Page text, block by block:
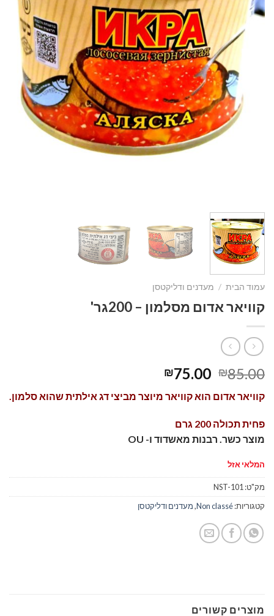
עמוד הבית / מעדנים ודליקטסן
קוויאר אדום מסלמון – 200גר'
₪85.00
₪75.00
קוויאר אדום הוא קוויאר מיוצר מביצי דג אילתית שהוא סלמון.
פחית תכולה 200 גרם
מוצר כשר. רבנות מאשדוד ו- OU
המלאי אזל
מק"ט: NST-101
קטגוריות:Non classé
,מעדנים ודליקטסן
מוצרים קשורים